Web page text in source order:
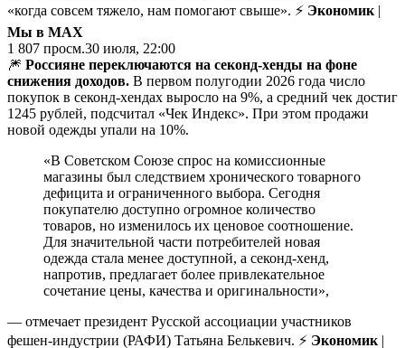
«когда совсем тяжело, нам помогают свыше». ⚡ Экономик |
Мы в MAX
1 807 просм.30 июля, 22:00
🎆 Россияне переключаются на секонд-хенды на фоне
снижения доходов. В первом полугодии 2026 года число
покупок в секонд-хендах выросло на 9%, а средний чек достиг
1245 рублей, подсчитал «Чек Индекс». При этом продажи
новой одежды упали на 10%.
«В Советском Союзе спрос на комиссионные
магазины был следствием хронического товарного
дефицита и ограниченного выбора. Сегодня
покупателю доступно огромное количество
товаров, но изменилось их ценовое соотношение.
Для значительной части потребителей новая
одежда стала менее доступной, а секонд-хенд,
напротив, предлагает более привлекательное
сочетание цены, качества и оригинальности»,
— отмечает президент Русской ассоциации участников
фешен-индустрии (РАФИ) Татьяна Белькевич. ⚡ Экономик |